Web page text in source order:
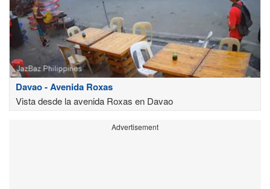
Davao - Avenida Roxas
Vista desde la avenida Roxas en Davao
Advertisement